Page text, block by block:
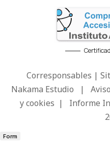
Corresponsables |
Nakama Estudio |
y cookies | Informe
Form